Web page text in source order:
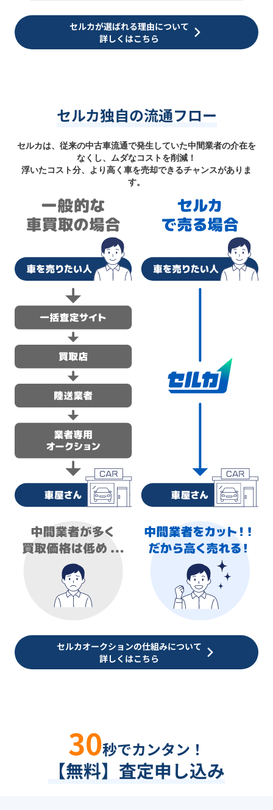
セルカが選ばれる理由について
詳しくはこちら
セルカ独自の流通フロー
セルカは、従来の中古車流通で発生していた中間業者の介在を
なくし、ムダなコストを削減！
浮いたコスト分、より高く車を売却できるチャンスがありま
す。
セルカオークションの仕組みについて
詳しくはこちら
30秒でカンタン！
【無料】査定申し込み